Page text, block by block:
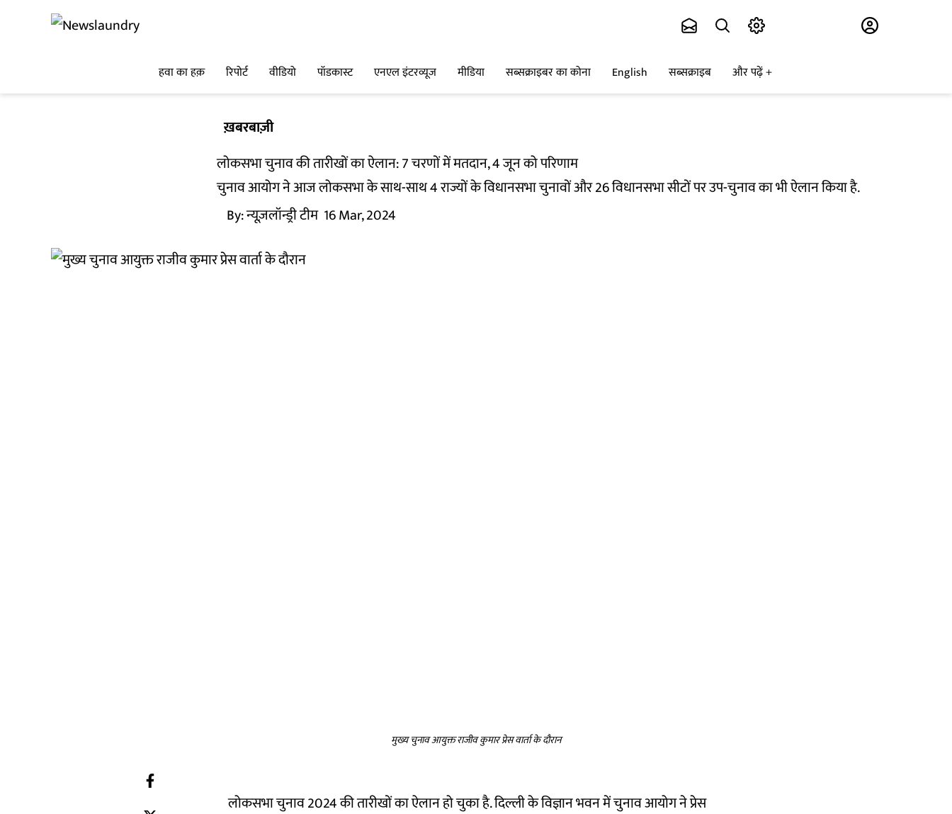
हवा का हक़ रिपोर्ट वीडियो पॉडकास्ट एनएल इंटरव्यूज मीडिया सब्सक्राइबर का कोना English सब्सक्राइब और पढ़ें
ख़बरबाज़ी
लोकसभा चुनाव की तारीखों का ऐलान: 7 चरणों में मतदान, 4 जून को परिणाम
चुनाव आयोग ने आज लोकसभा के साथ-साथ 4 राज्यों के विधानसभा चुनावों और 26 विधानसभा सीटों पर उप-चुनाव का भी ऐलान किया है.
By:न्यूज़लॉन्ड्री टीम 16 Mar, 2024
मुख्य चुनाव आयुक्त राजीव कुमार प्रेस वार्ता के दौरान
लोकसभा चुनाव 2024 की तारीखों का ऐलान हो चुका है. दिल्ली के विज्ञान भवन में चुनाव आयोग नेप्रेस